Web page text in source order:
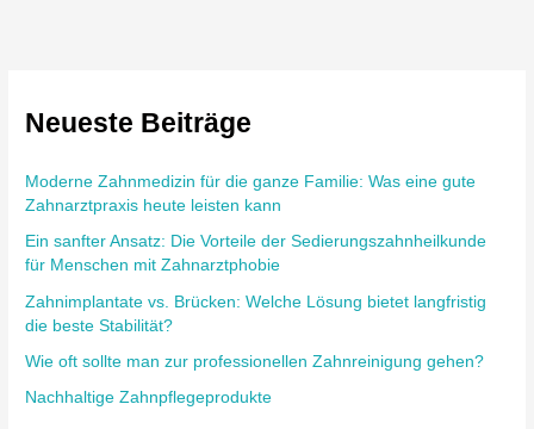
Neueste Beiträge
Moderne Zahnmedizin für die ganze Familie: Was eine gute
Zahnarztpraxis heute leisten kann
Ein sanfter Ansatz: Die Vorteile der Sedierungszahnheilkunde
für Menschen mit Zahnarztphobie
Zahnimplantate vs. Brücken: Welche Lösung bietet langfristig
die beste Stabilität?
Wie oft sollte man zur professionellen Zahnreinigung gehen?
Nachhaltige Zahnpflegeprodukte